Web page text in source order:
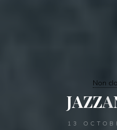
Non
JAZZA
13